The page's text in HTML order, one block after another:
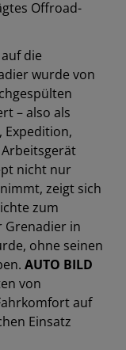
Offroad-
die
wurde von
– also als
Expedition,
nicht nur
zeigt sich
zum
Grenadier in
ohne seinen
AUTO BILD
von
auf
Einsatz